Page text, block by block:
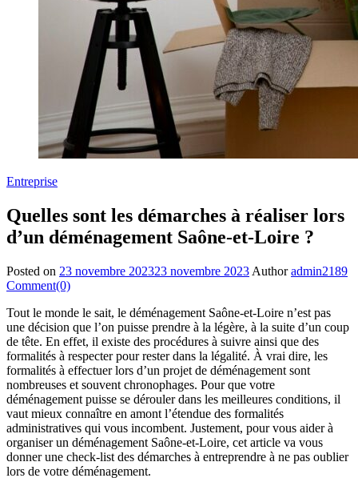
Entreprise
Quelles sont les démarches à réaliser lors
d’un déménagement Saône-et-Loire ?
Posted on 23 novembre 202323 novembre 2023 Author admin2189
Comment(0)
Tout le monde le sait, le déménagement Saône-et-Loire n’est pas
une décision que l’on puisse prendre à la légère, à la suite d’un coup
de tête. En effet, il existe des procédures à suivre ainsi que des
formalités à respecter pour rester dans la légalité. À vrai dire, les
formalités à effectuer lors d’un projet de déménagement sont
nombreuses et souvent chronophages. Pour que votre
déménagement puisse se dérouler dans les meilleures conditions, il
vaut mieux connaître en amont l’étendue des formalités
administratives qui vous incombent. Justement, pour vous aider à
organiser un déménagement Saône-et-Loire, cet article va vous
donner une check-list des démarches à entreprendre à ne pas oublier
lors de votre déménagement.